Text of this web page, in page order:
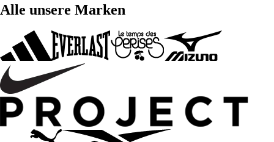
Alle unsere Marken